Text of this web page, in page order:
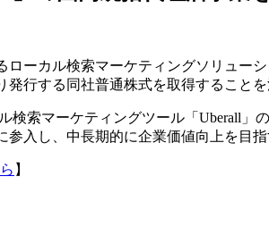
ーカル検索マーケティングソリュー
行する同社普通株式を取得することを
索マーケティングツール「Uberall」
入し、中長期的に企業価値向上を目指
】